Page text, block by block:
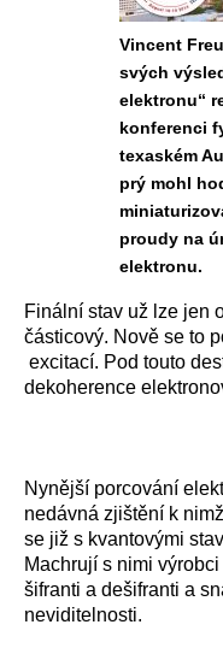
Vincent
svých
elektronu“
konferenci
texaském
prý mohl
proudy na
elektronu.
Finální stav už lze jen
částicový. Nově se to
excitací. Pod touto
dekoherence
Nynější porcování
nedávná zjištění k
se již s kvantovými
Machrují s nimi
šifranti a dešifranti a
neviditelnosti.